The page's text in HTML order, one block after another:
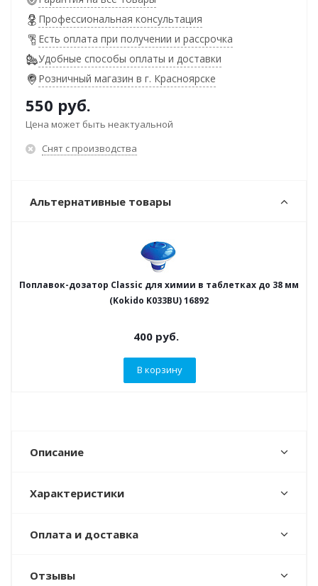
Профессиональная консультация
Есть оплата при получении и рассрочка
Удобные способы оплаты и доставки
Розничный магазин в г. Красноярске
550 руб.
Цена может быть неактуальной
Снят с производства
Альтернативные товары
Поплавок-дозатор Classic для химии в таблетках до 38 мм
(Kokido K033BU) 16892
400 руб.
В корзину
Описание
Характеристики
Оплата и доставка
Отзывы